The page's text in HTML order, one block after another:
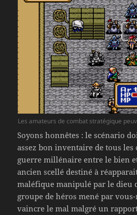
Les amateurs de combat stratégique
Soyons honnêtes : le scénario
assez bon inventaire de tous les
guerre millénaire entre le bien
ancien scellé destiné à
maléfique manipulé par le dieu
groupe de héros mené par
vaincre le mal malgré un